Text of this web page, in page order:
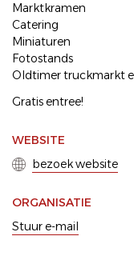
Marktkramen
Catering
Miniaturen
Fotostands
Oldtimer truckmarkt
Gratis entree!
WEBSITE
bezoek website
ORGANISATIE
Stuur e-mail